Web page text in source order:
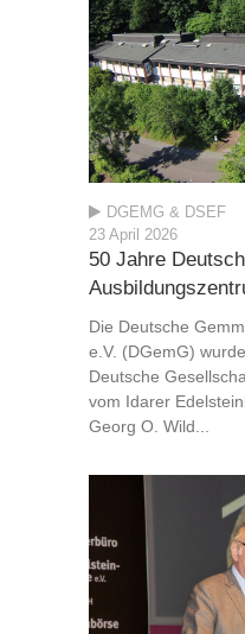
DGEMG & DSEF
23 April 2026
50 Jahre
Die Deutsche
e.V. (DGemG)
Deutsche
vom Idarer
Georg O. Wild...